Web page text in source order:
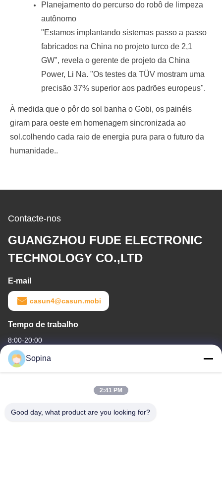
Planejamento do percurso do robô de limpeza
autônomo
"Estamos implantando sistemas passo a passo
fabricados na China no projeto turco de 2,1
GW", revela o gerente de projeto da China
Power, Li Na. "Os testes da TÜV mostram uma
precisão 37% superior aos padrões europeus".
À medida que o pôr do sol banha o Gobi, os painéis
giram para oeste em homenagem sincronizada ao
sol.colhendo cada raio de energia pura para o futuro da
humanidade..
Contacte-nos
GUANGZHOU FUDE ELECTRONIC
TECHNOLOGY CO.,LTD
E-mail
casun4@casun.mobi
Tempo de trabalho
8:00-20:00
O nosso endereço
NO.61 Zona Industrial Pingxi, cidade de Huashan, distrito de
Sopina
2:41 PM
Good day, what product are you looking for?